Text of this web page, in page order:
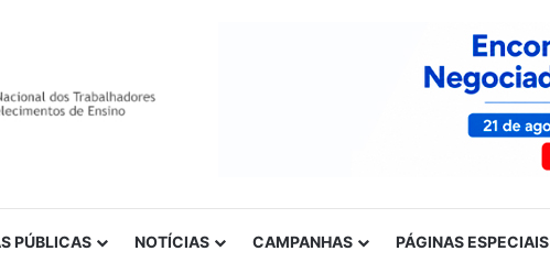
PÚBLICAS NOTÍCIAS CAMPANHAS PÁGINAS ESPECIAIS